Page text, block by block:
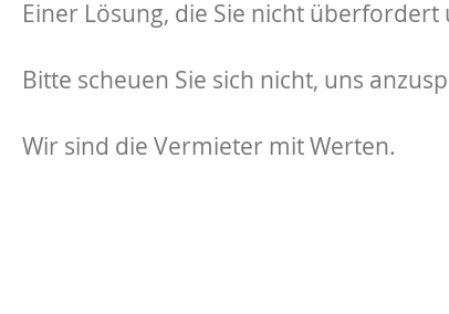
Einer Lösung, die Sie nicht
Bitte scheuen Sie sich nicht, uns
Wir sind die Vermieter mit Werten.